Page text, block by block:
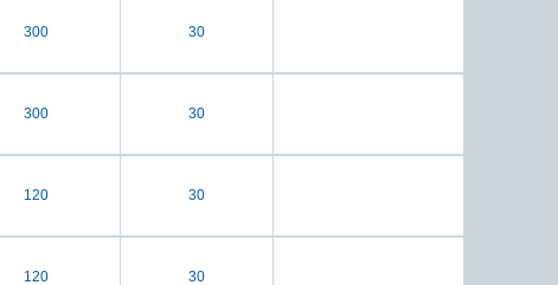
300 30
300 30
120 30
120 30